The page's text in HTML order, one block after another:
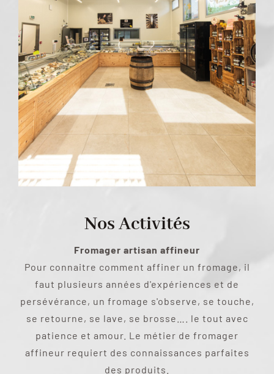
Nos Activités
Fromager artisan affineur
Pour connaitre comment affiner un fromage, il
faut plusieurs années d'expériences et de
persévérance, un fromage s'observe, se touche,
se retourne, se lave, se brosse…. le tout avec
patience et amour. Le métier de fromager
affineur requiert des connaissances parfaites
des produits.